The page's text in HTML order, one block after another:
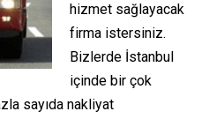
hizmet sağlayacak
firma istersiniz.
Bizlerde İstanbul
içinde bir çok
sayıda nakliyat